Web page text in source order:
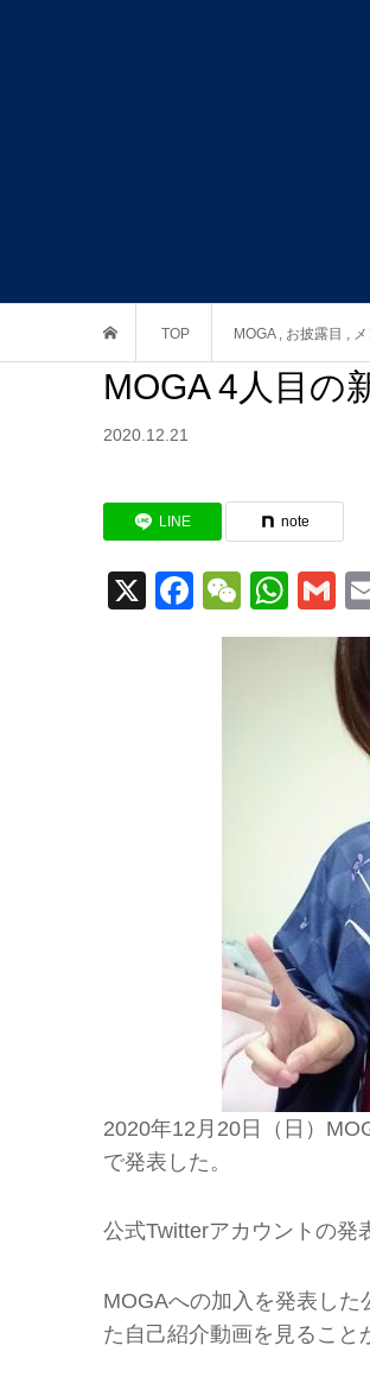
TOP MOGA , お披露目 ,
MOGA 4人目の
2020.12.21
LINE note
X Facebook
2020年12月20日（日）
で発表した。
公式Twitterアカウントの発
MOGAへの加入を発表し
た自己紹介動画を見ること